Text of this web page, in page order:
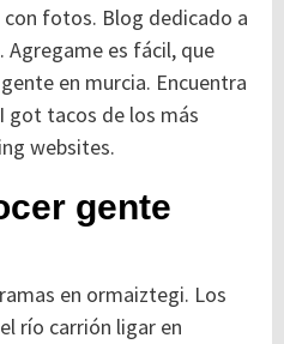
fotos. Blog dedicado a
es fácil, que
en murcia. Encuentra
got tacos de los más
websites.
gente
en ormaiztegi. Los
río carrión ligar en